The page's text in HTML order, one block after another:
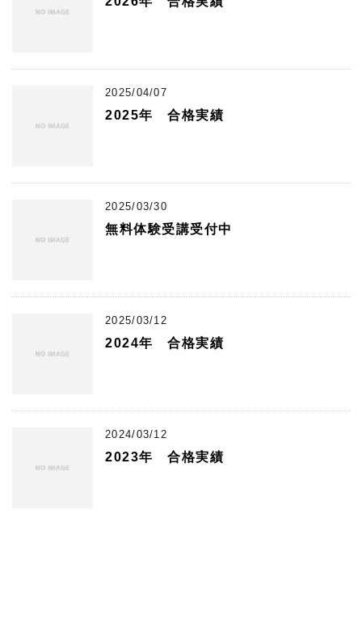
2025/04/07
2025年 合格実績
2025/03/30
無料体験受講受付中
2025/03/12
2024年 合格実績
2024/03/12
2023年 合格実績